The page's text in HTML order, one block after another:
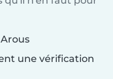
une vérification